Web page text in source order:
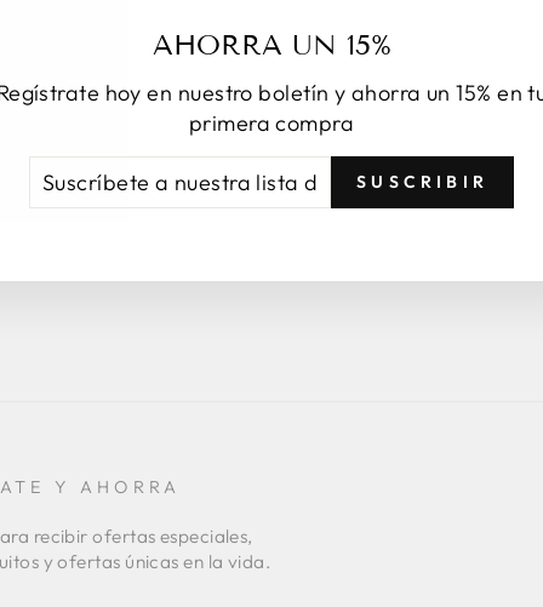
AHORRA UN 15%
hoy en nuestro boletín y ahorra un 15% en
primera compra
SUSCRIBIR
Y AHORRA
recibir ofertas especiales,
y ofertas únicas en la vida.